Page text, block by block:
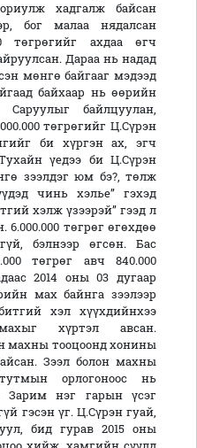
хадгалж байсан
бог малаа нядалсан
төгрөгийг ахдаа өгч
Дараа нь надад
мөнгө байгааг мэдээд
байхаар нь өөрийн
байлцуулан,
төгрөгийг Ц.Сүрэн
би хүргэн ах, эгч
үедээ би Ц.Сүрэн
зээлдэг юм бэ?, төлж
чинь хэлье” гэхэд
хэлж үзээрэй” гээд л
6.000.000 төгрөг өгөхдөө
бэлнээр өгсөн. Бас
төгрөг авч 840.000
2014 оны 03 дугаар
мах байнга зээлээр
хэл хүүхдийнхээ
хүртэл авсан.
махны тооцоонд хонины
Зээл болон махны
орлогоноос нь
Зарим нэг гарын үсэг
гэсэн үг. Ц.Сүрэн гуай,
бид гурав 2015 оны